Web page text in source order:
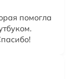
помогла